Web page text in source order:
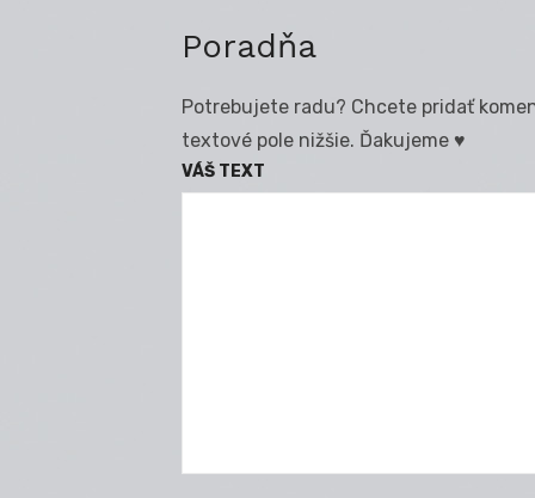
Poradňa
Potrebujete radu? Chcete pridať
textové pole nižšie. Ďakujeme ♥
VÁŠ TEXT